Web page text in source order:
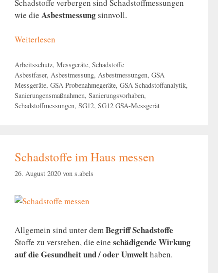
Schadstoffe verbergen sind Schadstoffmessungen
wie die Asbestmessungsinnvoll.
Weiterlesen
Kategorien
Arbeitsschutz, Messgeräte, Schadstoffe
Schlagwörter
Asbestfaser, Asbestmessung, Asbestmessungen, GSA
Messgeräte, GSA Probenahmegeräte, GSA Schadstoffanalytik,
Sanierungensmaßnahmen, Sanierungsvorhaben,
Schadstoffmessungen, SG12, SG12 GSA-Messgerät
Schadstoffe im Haus messen
26. August 2020 von s.abels
Allgemein sind unter dem BegriffSchadstoffe
Stoffe zu verstehen, die eine schädigende Wirkung
auf die Gesundheit und / oder Umwelthaben.